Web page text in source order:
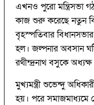
এখনও পুরো মন্ত্রিসভা
কাজ শুরু করেছে নতুন
বৃহস্পতিবার
হল। জল্পনার অবসান
রথীন্দ্রনাথ বসুকে
মুখ্যমন্ত্রী শুভেন্দু
হয়। পরে সমাজমাধ্যমে